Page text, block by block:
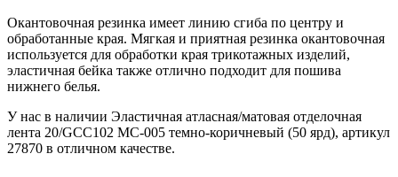
Окантовочная резинка имеет линию сгиба по центру и
обработанные края. Мягкая и приятная резинка окантовочная
используется для обработки края трикотажных изделий,
эластичная бейка также отлично подходит для пошива
нижнего белья.
У нас в наличии Эластичная атласная/матовая отделочная
лента 20/GCC102 MC-005 темно-коричневый (50 ярд), артикул
27870 в отличном качестве.